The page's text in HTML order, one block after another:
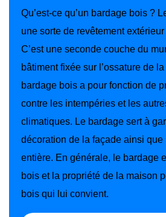
Qu’est-ce qu’un bardage bois ?
une sorte de revêtement extérieur
C’est une seconde couche du
bâtiment fixée sur l’ossature de
bardage bois a pour fonction de
contre les intempéries et les
climatiques. Le bardage sert à
décoration de la façade ainsi que
entière. En générale, le bardage
bois et la propriété de la maison
bois qui lui convient.